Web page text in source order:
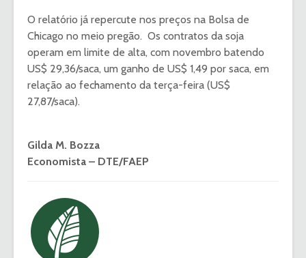
O relatório já repercute nos preços na Bolsa de
Chicago no meio pregão. Os contratos da soja
operam em limite de alta, com novembro batendo
US$ 29,36/saca, um ganho de US$ 1,49 por saca, em
relação ao fechamento da terça-feira (US$
27,87/saca).
Gilda M. Bozza
Economista – DTE/FAEP